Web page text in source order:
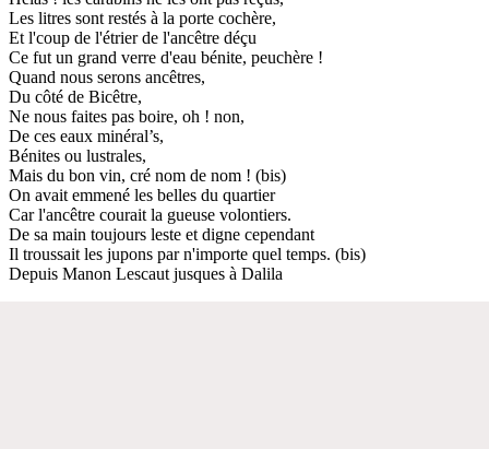
Les litres sont restés à la porte cochère,
Et l'coup de l'étrier de l'ancêtre déçu
Ce fut un grand verre d'eau bénite, peuchère !
Quand nous serons ancêtres,
Du côté de Bicêtre,
Ne nous faites pas boire, oh ! non,
De ces eaux minéral’s,
Bénites ou lustrales,
Mais du bon vin, cré nom de nom ! (bis)
On avait emmené les belles du quartier
Car l'ancêtre courait la gueuse volontiers.
De sa main toujours leste et digne cependant
Il troussait les jupons par n'importe quel temps. (bis)
Depuis Manon Lescaut jusques à Dalila